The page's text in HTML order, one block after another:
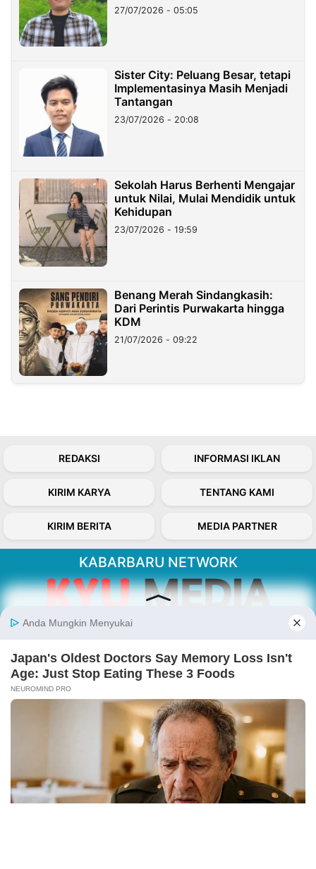
27/07/2026 - 05:05
Sister City: Peluang Besar, tetapi
Implementasinya Masih Menjadi
Tantangan
23/07/2026 - 20:08
Sekolah Harus Berhenti Mengajar
untuk Nilai, Mulai Mendidik untuk
Kehidupan
23/07/2026 - 19:59
Benang Merah Sindangkasih:
Dari Perintis Purwakarta hingga
KDM
21/07/2026 - 09:22
REDAKSI INFORMASI IKLAN
KIRIM KARYA TENTANG KAMI
KIRIM BERITA MEDIA PARTNER
KABARBARU NETWORK
Kabarbaru.co menyajikan berita aktual dan
inspiratif dari sudut pandang berbaik sangka
Follow Kabarbaru